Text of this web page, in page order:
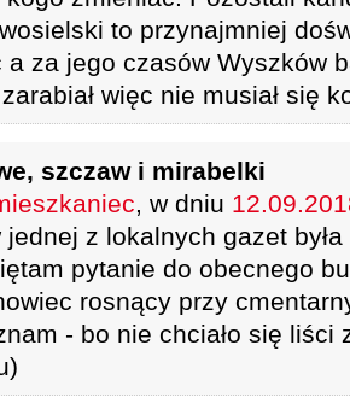
to przynajmniej
za jego czasów Wyszków
więc nie musiał się
szczaw i mirabelki
, w dniu
jednej z lokalnych gazet
pytanie do obecnego
rosnący przy
- bo nie chciało się liści